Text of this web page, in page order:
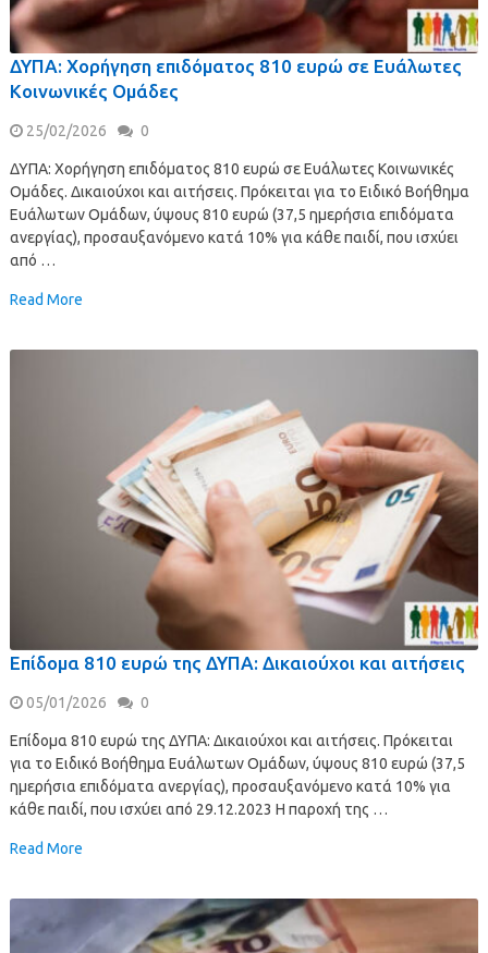
ΔΥΠΑ: Χορήγηση επιδόματος 810 ευρώ σε Ευάλωτες
Κοινωνικές Ομάδες
25/02/2026 0
ΔΥΠΑ: Χορήγηση επιδόματος 810 ευρώ σε Ευάλωτες Κοινωνικές
Ομάδες. Δικαιούχοι και αιτήσεις. Πρόκειται για το Ειδικό Βοήθημα
Ευάλωτων Ομάδων, ύψους 810 ευρώ (37,5 ημερήσια επιδόματα
ανεργίας), προσαυξανόμενο κατά 10% για κάθε παιδί, που ισχύει
από …
Read More
Επίδομα 810 ευρώ της ΔΥΠΑ: Δικαιούχοι και αιτήσεις
05/01/2026 0
Επίδομα 810 ευρώ της ΔΥΠΑ: Δικαιούχοι και αιτήσεις. Πρόκειται
για το Ειδικό Βοήθημα Ευάλωτων Ομάδων, ύψους 810 ευρώ (37,5
ημερήσια επιδόματα ανεργίας), προσαυξανόμενο κατά 10% για
κάθε παιδί, που ισχύει από 29.12.2023 Η παροχή της …
Read More